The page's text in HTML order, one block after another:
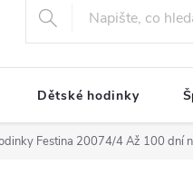
Dětské hodinky
Festina 20074/4Až 100 dní